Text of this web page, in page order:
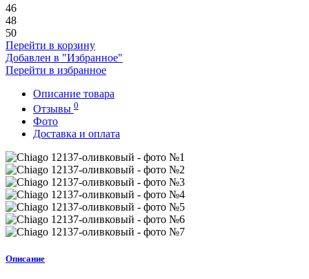
46
48
50
Перейти в корзину
Добавлен в "Избранное"
Перейти в избранное
Описание товара
Отзывы 0
Фото
Доставка и оплата
Описание